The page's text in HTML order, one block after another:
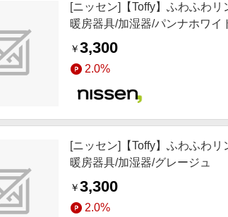
[ニッセン]【Toffy】ふわふわ
暖房器具/加湿器/パンナホワイ
￥3,300
2.0%
[ニッセン]【Toffy】ふわふわ
暖房器具/加湿器/グレージュ
￥3,300
2.0%